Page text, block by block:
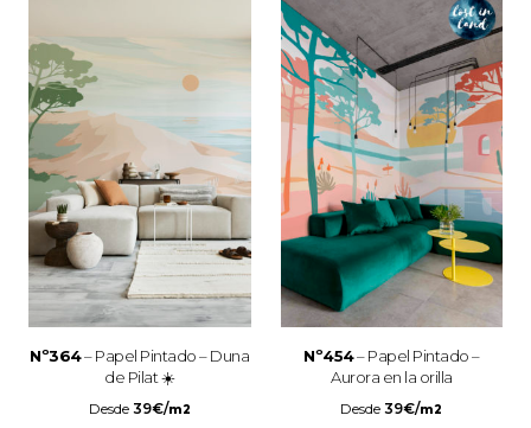
Nº364– Papel Pintado – Duna
de Pilat ☀️
Desde 39€/m2
Nº454– Papel Pintado –
Aurora en la orilla
Desde39€/m2